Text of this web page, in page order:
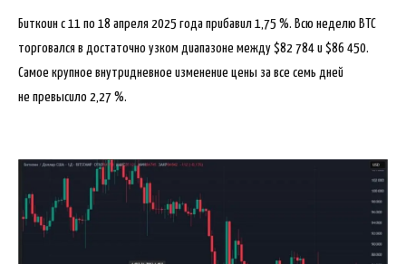
Биткоин с 11 по 18 апреля 2025 года прибавил 1,75 %. Всю неделю BTC
торговался в достаточно узком диапазоне между $82 784 и $86 450.
Самое крупное внутридневное изменение цены за все семь дней
не превысило 2,27 %.